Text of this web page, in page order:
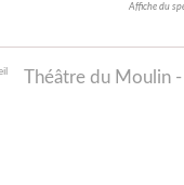
Affiche du
Théâtre du Moulin -